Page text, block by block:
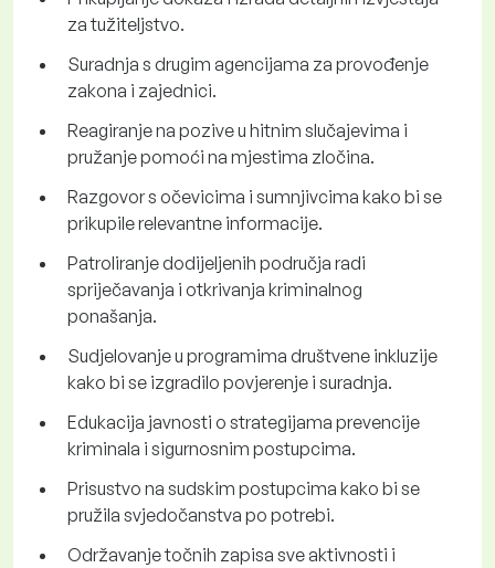
za tužiteljstvo.
Suradnja s drugim agencijama za provođenje
zakona i zajednici.
Reagiranje na pozive u hitnim slučajevima i
pružanje pomoći na mjestima zločina.
Razgovor s očevicima i sumnjivcima kako bi se
prikupile relevantne informacije.
Patroliranje dodijeljenih područja radi
spriječavanja i otkrivanja kriminalnog
ponašanja.
Sudjelovanje u programima društvene inkluzije
kako bi se izgradilo povjerenje i suradnja.
Edukacija javnosti o strategijama prevencije
kriminala i sigurnosnim postupcima.
Prisustvo na sudskim postupcima kako bi se
pružila svjedočanstva po potrebi.
Održavanje točnih zapisa sve aktivnosti i